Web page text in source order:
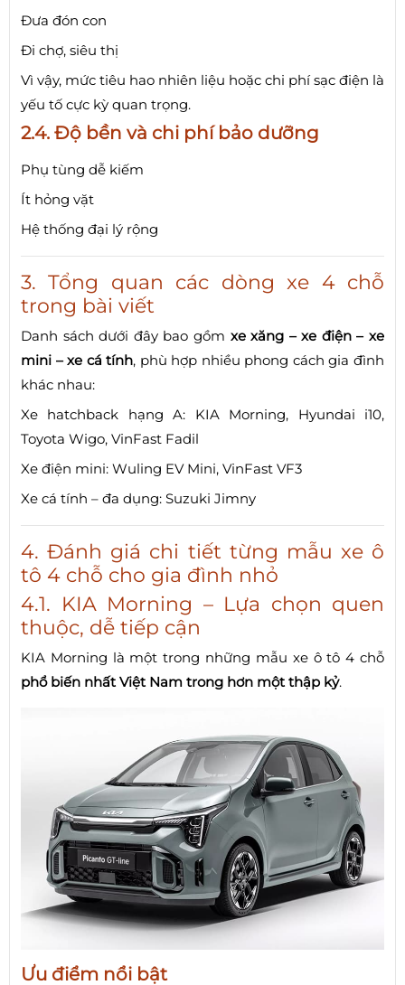
Đưa đón con
Đi chợ, siêu thị
Vì vậy, mức tiêu hao nhiên liệu hoặc chi phí sạc điện là
yếu tố cực kỳ quan trọng.
2.4. Độ bền và chi phí bảo dưỡng
Phụ tùng dễ kiếm
Ít hỏng vặt
Hệ thống đại lý rộng
3. Tổng quan các dòng xe 4 chỗ
trong bài viết
Danh sách dưới đây bao gồm xe xăng – xe điện – xe
mini – xe cá tính, phù hợp nhiều phong cách gia đình
khác nhau:
Xe hatchback hạng A: KIA Morning, Hyundai i10,
Toyota Wigo, VinFast Fadil
Xe điện mini: Wuling EV Mini, VinFast VF3
Xe cá tính – đa dụng: Suzuki Jimny
4. Đánh giá chi tiết từng mẫu xe ô
tô 4 chỗ cho gia đình nhỏ
4.1. KIA Morning – Lựa chọn quen
thuộc, dễ tiếp cận
KIA Morning là một trong những mẫu xe ô tô 4 chỗ
phổ biến nhất Việt Nam trong hơn một thập kỷ.
Ưu điểm nổi bật